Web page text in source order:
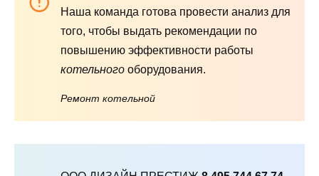
Наша команда готова провести анализ для
того, чтобы выдать рекомендации по
повышению эффективности работы
котельного оборудования.
Ремонт котельной